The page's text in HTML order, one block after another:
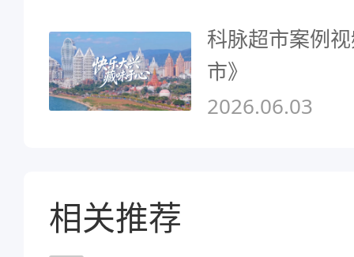
科脉超市案例
市》
2026.06.03
相关推荐